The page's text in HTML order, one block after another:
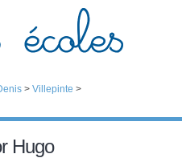
> Villepinte >
Hugo